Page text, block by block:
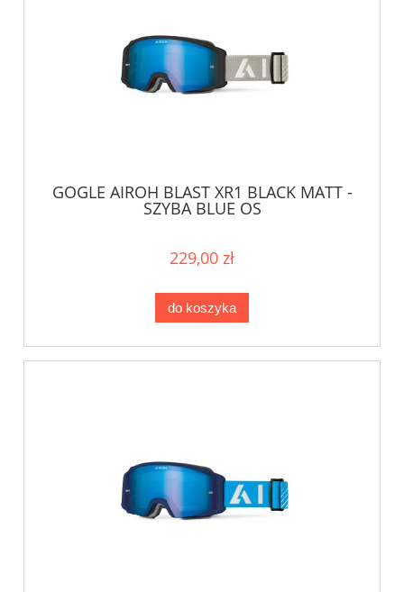
GOGLE AIROH BLAST XR1 BLACK MATT -
SZYBA BLUE OS
229,00 zł
do koszyka